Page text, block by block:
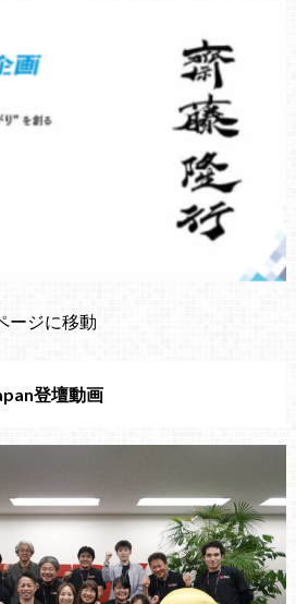
ージに移動
登壇動画